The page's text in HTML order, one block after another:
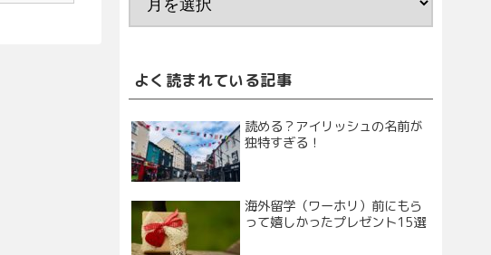
よく読まれている記事
読める？アイリッシュの名前が
独特すぎる！
海外留学（ワーホリ）前にもら
って嬉しかったプレゼント15選